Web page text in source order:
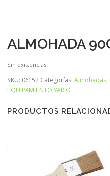
ALMOHADA
Sin existencias
SKU: 06152 Categorías: Almohadas,
EQUIPAMIENTO VARIO
PRODUCTOS